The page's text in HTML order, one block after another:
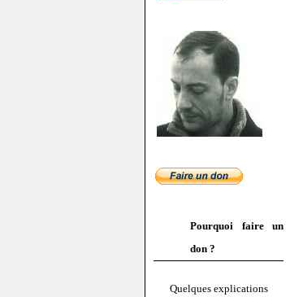
Pourquoi faire un
don ?
Quelques explications